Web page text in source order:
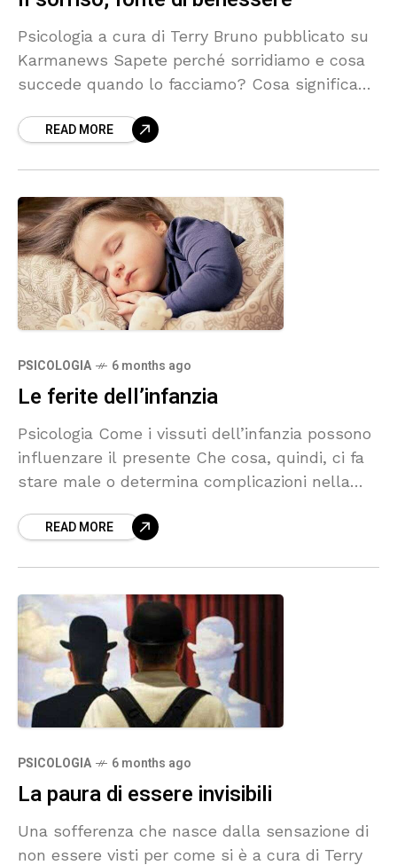
Psicologia a cura di Terry Bruno pubblicato su
Karmanews Sapete perché sorridiamo e cosa
succede quando lo facciamo? Cosa significa
sorriso è una
READ MORE
PSICOLOGIA 6 months ago
Le ferite dell’infanzia
Psicologia Come i vissuti dell’infanzia possono
influenzare il presente Che cosa, quindi, ci fa
stare male o determina complicazioni nella
Bruno. A volte
READ MORE
PSICOLOGIA 6 months ago
La paura di essere invisibili
Una sofferenza che nasce dalla sensazione di
non essere visti per come si è a cura di Terry